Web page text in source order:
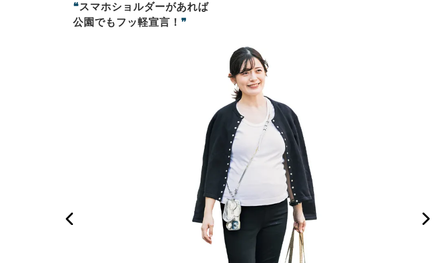
❝スマホショルダーがあれば
公園でもフッ軽宣言！ ❞